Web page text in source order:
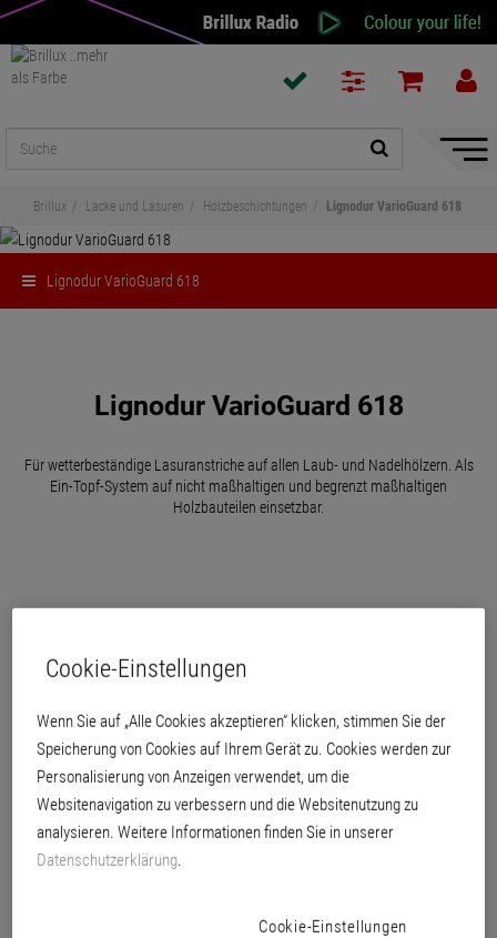
Brillux Lacke und Lasuren Holzbeschichtungen Lignodur VarioGuard 618
Lignodur VarioGuard 618
Lignodur VarioGuard 618
Für wetterbeständige Lasuranstriche auf allen Laub- und Nadelhölzern. Als
Ein-Topf-System auf nicht maßhaltigen und begrenzt maßhaltigen
Holzbauteilen einsetzbar.
Cookie-Einstellungen
Wenn Sie auf „Alle Cookies akzeptieren“ klicken, stimmen Sie der
Speicherung von Cookies auf Ihrem Gerät zu. Cookies werden zur
Personalisierung von Anzeigen verwendet, um die
Websitenavigation zu verbessern und die Websitenutzung zu
analysieren. Weitere Informationen finden Sie in unserer
Datenschutzerklärung.
Cookie-Einstellungen